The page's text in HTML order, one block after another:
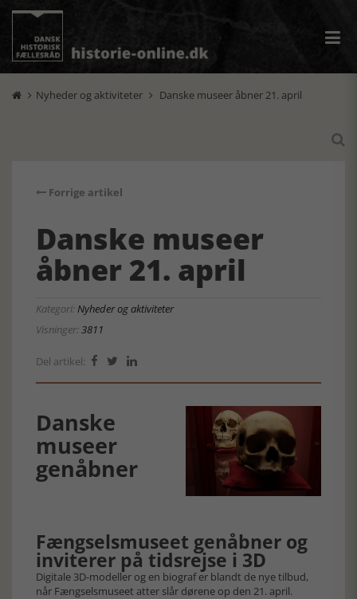
 Nyheder og aktiviteter  Danske museer åbner 21. april

Forrige artikel
Danske museer
åbner 21. april
Kategori:Nyheder og aktiviteter
Visninger:3811
Del artikel:   
Danske
museer
genåbner
Fængselsmuseet genåbner og
inviterer på tidsrejse i 3D
Digitale 3D-modeller og en biograf er blandt de nye tilbud,
når Fængselsmuseet atter slår dørene op den 21. april.